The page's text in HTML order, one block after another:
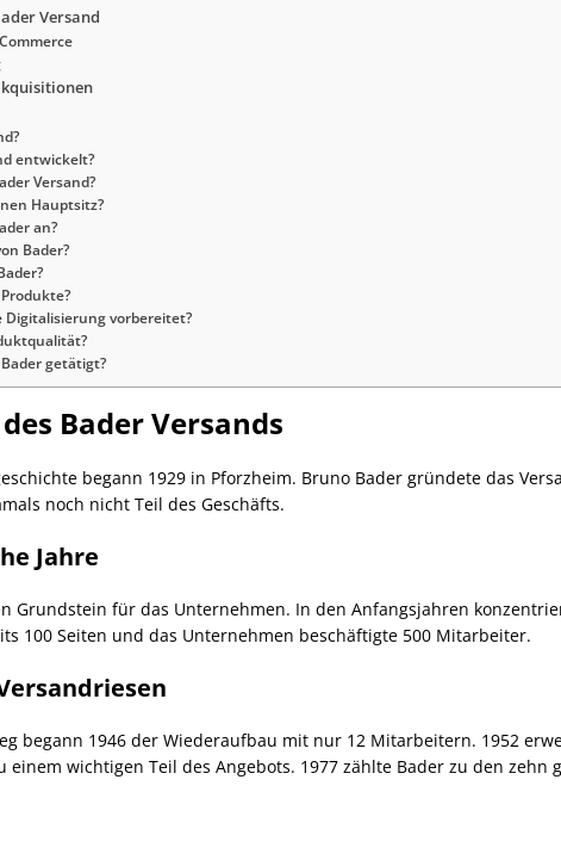
Versand
entwickelt?
Versand?
Hauptsitz?
an?
Bader?
Digitalisierung vorbereitet?
getätigt?
Bader Versands
begann 1929 in Pforzheim. Bruno Bader gründete das
noch nicht Teil des Geschäfts.
Jahre
Grundstein für das Unternehmen. In den Anfangsjahren
100 Seiten und das Unternehmen beschäftigte 500 Mitarbeiter.
begann 1946 der Wiederaufbau mit nur 12 Mitarbeitern. 1952
einem wichtigen Teil des Angebots. 1977 zählte Bader zu den zehn